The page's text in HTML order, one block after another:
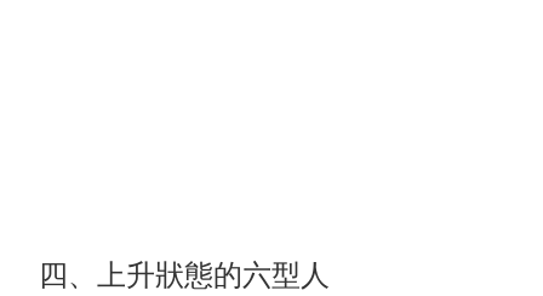
四、上升狀態的六型人